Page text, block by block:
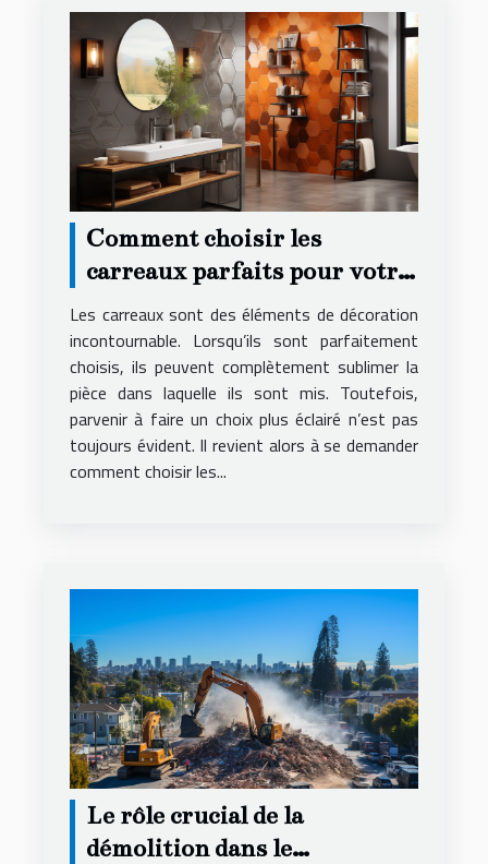
Comment choisir les
carreaux parfaits pour votre
décoration ?
Les carreaux sont des éléments de décoration
incontournable. Lorsqu’ils sont parfaitement
choisis, ils peuvent complètement sublimer la
pièce dans laquelle ils sont mis. Toutefois,
parvenir à faire un choix plus éclairé n’est pas
toujours évident. Il revient alors à se demander
comment choisir les...
Le rôle crucial de la
démolition dans le